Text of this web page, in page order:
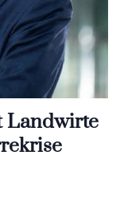
Landwirte